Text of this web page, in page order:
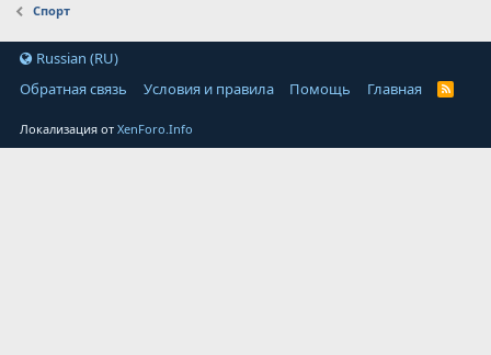
Спорт
Russian (RU)
Обратная связь
Условия и правила Помощь Главная
Локализация отXenForo.Info